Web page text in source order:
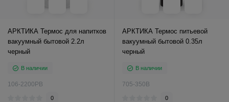
АРКТИКА Термос для напитков
вакуумный бытовой 2.2л
черный
В наличии
106-2200РB
0
АРКТИКА Термос питьевой
вакуумный бытовой 0.35л
черный
В наличии
705-350B
0